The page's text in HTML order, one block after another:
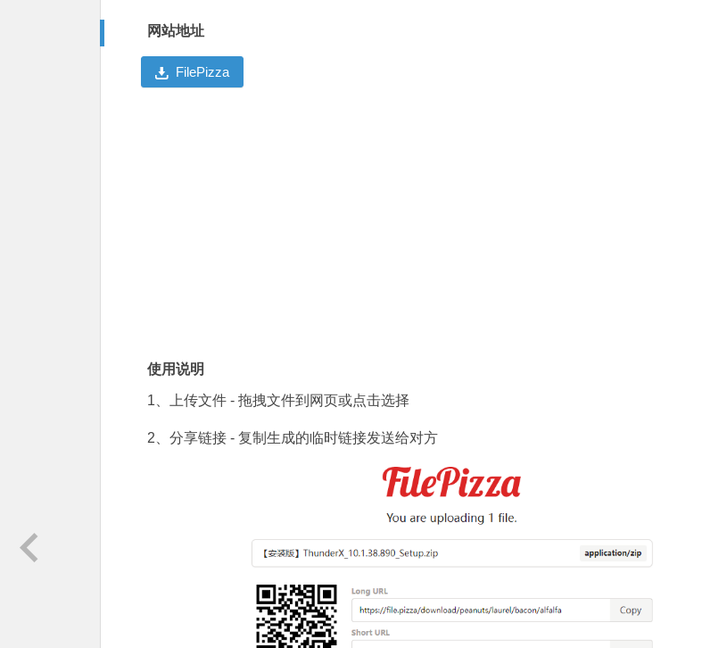
网站地址
FilePizza
使用说明
1、上传文件 - 拖拽文件到网页或点击选择
2、分享链接 - 复制生成的临时链接发送给对方